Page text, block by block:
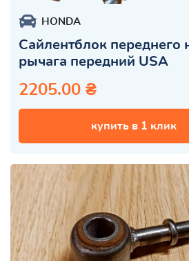
HONDA
Сайлентблок переднего
рычага передний USA
2205.00 ₴
купить в 1 клик